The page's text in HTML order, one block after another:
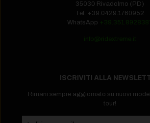
35030 Rivadolmo (PD)
Tel. +39.0429.1760952‬
WhatsApp
info@ridextreme.it
ISCRIVITI ALLA
Rimani sempre aggiornato su nuovi
tour!